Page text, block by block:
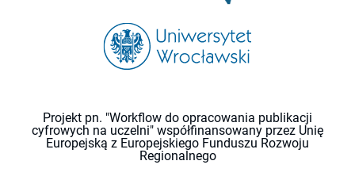
Projekt pn. "Workflow do opracowania publikacji
cyfrowych na uczelni" współfinansowany przez Unię
Europejską z Europejskiego Funduszu Rozwoju
Regionalnego